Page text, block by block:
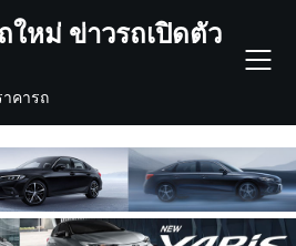
ใหม่ ข่าวรถเปิดตัว
าคารถ